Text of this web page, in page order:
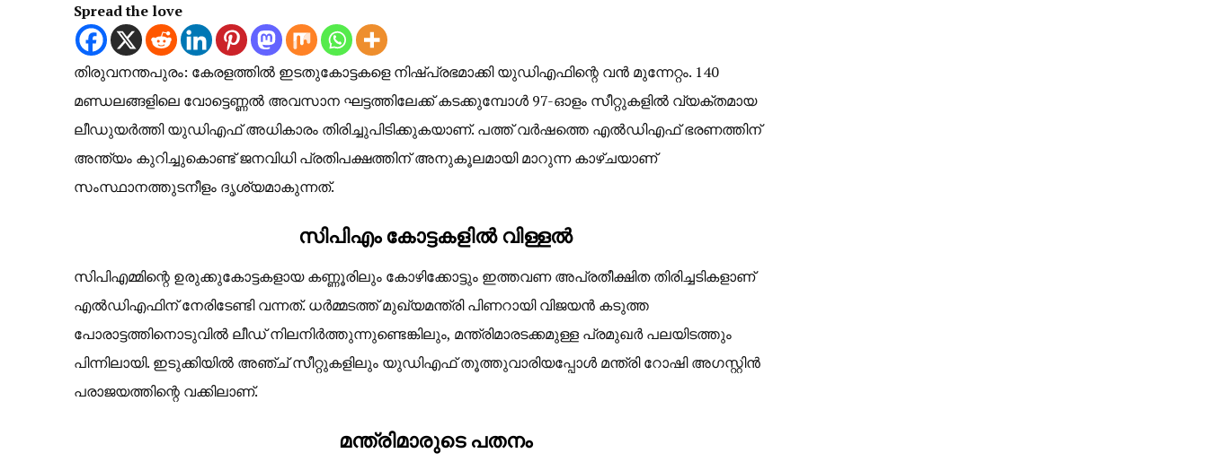
Spread the love
​തിരുവനന്തപുരം: കേരളത്തിൽ ഇടതുകോട്ടകളെ നിഷ്പ്രഭമാക്കി യുഡിഎഫിന്റെ വൻ മുന്നേറ്റം. 140
മണ്ഡലങ്ങളിലെ വോട്ടെണ്ണൽ അവസാന ഘട്ടത്തിലേക്ക് കടക്കുമ്പോൾ 97-ഓളം സീറ്റുകളിൽ വ്യക്തമായ
ലീഡുയർത്തി യുഡിഎഫ് അധികാരം തിരിച്ചുപിടിക്കുകയാണ്. പത്ത് വർഷത്തെ എൽഡിഎഫ് ഭരണത്തിന്
അന്ത്യം കുറിച്ചുകൊണ്ട് ജനവിധി പ്രതിപക്ഷത്തിന് അനുകൂലമായി മാറുന്ന കാഴ്ചയാണ്
സംസ്ഥാനത്തുടനീളം ദൃശ്യമാകുന്നത്.
​സിപിഎം കോട്ടകളിൽ വിള്ളൽ
സിപിഎമ്മിന്റെ ഉരുക്കുകോട്ടകളായ കണ്ണൂരിലും കോഴിക്കോട്ടും ഇത്തവണ അപ്രതീക്ഷിത തിരിച്ചടികളാണ്
എൽഡിഎഫിന് നേരിടേണ്ടി വന്നത്. ധർമ്മടത്ത് മുഖ്യമന്ത്രി പിണറായി വിജയൻ കടുത്ത
പോരാട്ടത്തിനൊടുവിൽ ലീഡ് നിലനിർത്തുന്നുണ്ടെങ്കിലും, മന്ത്രിമാരടക്കമുള്ള പ്രമുഖർ പലയിടത്തും
പിന്നിലായി. ഇടുക്കിയിൽ അഞ്ച് സീറ്റുകളിലും യുഡിഎഫ് തൂത്തുവാരിയപ്പോൾ മന്ത്രി റോഷി അഗസ്റ്റിൻ
പരാജയത്തിന്റെ വക്കിലാണ്.
​മന്ത്രിമാരുടെ പതനം